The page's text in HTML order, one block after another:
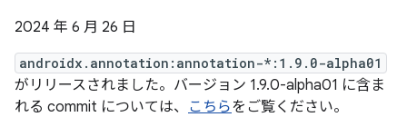
2024 年 6 月 26 日
androidx.annotation:annotation-*:1.9.0-alpha01
がリリースされました。バージョン 1.9.0-alpha01 に含ま
れる commit については、 こちらをご覧ください。